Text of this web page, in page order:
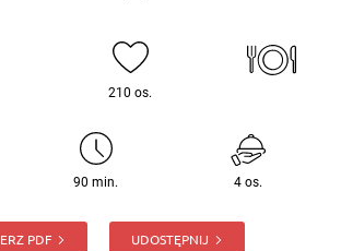
210 os.
90 min. 4 os.
PDF UDOSTĘPNIJ